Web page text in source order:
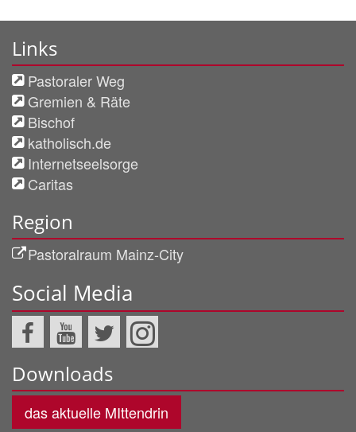
Links
Pastoraler Weg
Gremien & Räte
Bischof
katholisch.de
Internetseelsorge
Caritas
Region
Pastoralraum Mainz-City
Social Media
Downloads
das aktuelle MIttendrin